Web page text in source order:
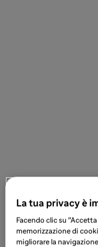
La tua privacy è
Facendo clic su
memorizzazione di
migliorare la